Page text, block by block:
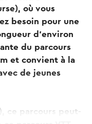
où vous
besoin pour une
d'environ
du parcours
et convient à la
de jeunes
ce parcours peut-